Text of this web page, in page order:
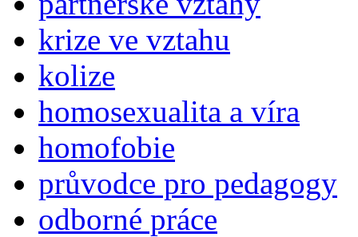
krize ve vztahu
kolize
homosexualita a víra
homofobie
průvodce pro pedagogy
odborné práce